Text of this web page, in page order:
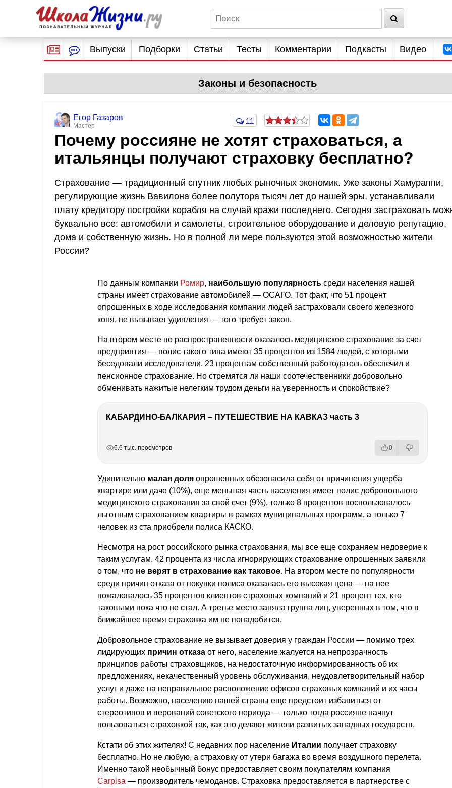
Выпуски Подборки Статьи Тесты Комментарии Подкасты Видео
Законы и безопасность
Егор Газаров
Мастер
11
Почему россияне не хотят страховаться, а
итальянцы получают страховку бесплатно?
Страхование — традиционный спутник любых рыночных экономик. Уже законы Хамураппи,
регулирующие жизнь Вавилона более полутора тысяч лет до нашей эры, устанавливали
плату кредитору постройки корабля на случай кражи последнего. Сегодня застраховать
буквально все: автомобили и самолеты, строительное оборудование и деловую репутацию,
дома и собственную жизнь. Но в полной ли мере пользуются этой возможностью жители
России?
По данным компании Ромир, наибольшую популярность среди населения нашей
страны имеет страхование автомобилей — ОСАГО. Тот факт, что 51 процент
опрошенных в ходе исследования компании людей застраховали своего железного
коня, не вызывает удивления — того требует закон.
На втором месте по распространенности оказалось медицинское страхование за счет
предприятия — полис такого типа имеют 35 процентов из 1584 людей, с которыми
беседовали исследователи. 23 процентам собственный работодатель обеспечил и
пенсионное страхование. Но стремятся ли наши соотечественники добровольно
обменивать нажитые нелегким трудом деньги на уверенность и спокойствие?
КАБАРДИНО-БАЛКАРИЯ – ПУТЕШЕСТВИЕ НА КАВКАЗ часть 3
6.6 тыс. просмотров 0
Удивительно малая доля опрошенных обезопасила себя от причинения ущерба
квартире или даче (10%), еще меньшая часть населения имеет полис добровольного
медицинского страхования за свой счет (9%), только 8 процентов воспользовалось
льготным страхованием квартиры в рамках муниципальных программ, а только 7
человек из ста приобрели полиса КАСКО.
Несмотря на рост российского рынка страхования, мы все еще сохраняем недоверие к
таким услугам. 42 процента из числа игнорирующих страхование опрошенных заявили
о том, что не верят в страхование как таковое. На втором месте по популярности
среди причин отказа от покупки полиса оказалась его высокая цена — на нее
пожаловалось 35 процентов клиентов страховых компаний и 21 процент тех, кто
таковыми пока что не стал. А третье место заняла группа лиц, уверенных в том, что в
ближайшее время страховка им не понадобится.
Добровольное страхование не вызывает доверия у граждан России — помимо трех
лидирующих причин отказа от него, население жалуется на непрозрачность
принципов работы страховщиков, на недостаточную информированность об их
предложениях, некачественный уровень обслуживания, неудовлетворительный набор
услуг и даже на неправильное расположение офисов страховых компаний и их часы
работы. Возможно, населению нашей страны еще предстоит избавиться от
стереотипов и верований советского периода — только тогда россияне начнут
пользоваться страховкой так, как это делают жители развитых западных государств.
Кстати об этих жителях! С недавних пор население Италии получает страховку
бесплатно. Но не любую, а страховку от утери багажа во время воздушного перелета.
Именно такой необычный бонус предоставляет своим покупателям компания
Carpisa — производитель чемоданов. Страховка предоставляется в партнерстве с